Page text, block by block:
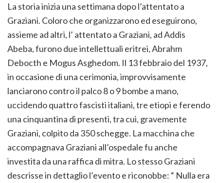
La storia inizia una settimana dopo l’attentato a
Graziani. Coloro che organizzarono ed eseguirono,
assieme ad altri, l’ attentato a Graziani, ad Addis
Abeba, furono due intellettuali eritrei, Abrahm
Debocth e Mogus Asghedom. Il 13 febbraio del 1937,
in occasione di una cerimonia, improvvisamente
lanciarono contro il palco 8 o 9 bombe a mano,
uccidendo quattro fascisti italiani, tre etiopi e ferendo
una cinquantina di presenti, tra cui, gravemente
Graziani, colpito da 350 schegge. La macchina che
accompagnava Graziani all’ospedale fu anche
investita da una raffica di mitra. Lo stesso Graziani
descrisse in dettaglio l’evento e riconobbe: “ Nulla era